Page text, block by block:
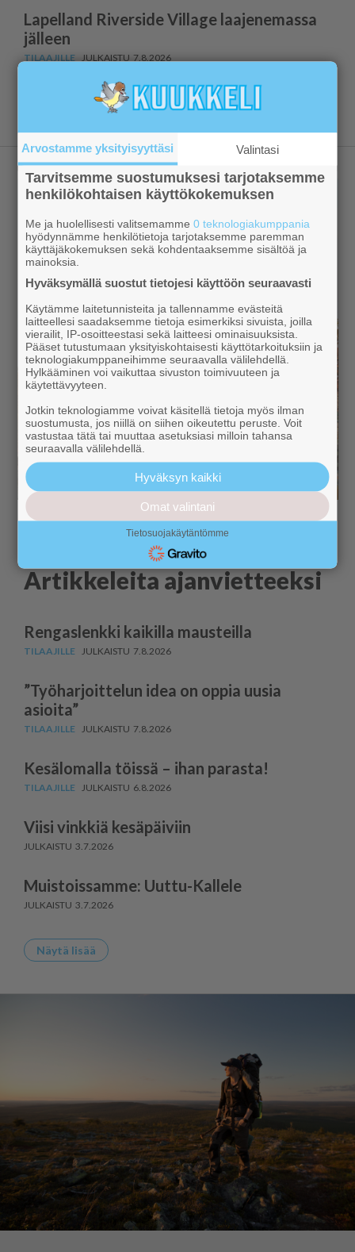
Lapelland Riverside Village laajenemassa
jälleen
7.8.2026
Näytä lisää
Artikkeleita ajanvietteeksi
Rengaslenkki kaikilla mausteilla
7.8.2026
”Työharjoittelun idea on oppia uusia
asioita”
7.8.2026
Kesälomalla töissä – ihan parasta!
6.8.2026
Viisi vinkkiä kesäpäiviin
3.7.2026
Muistoissamme: Uuttu-Kallele
3.7.2026
Näytä lisää
Arvostamme yksityisyyttäsi Valintasi
Tarvitsemme suostumuksesi tarjotaksemme
henkilökohtaisen käyttökokemuksen
Me ja huolellisesti valitsemamme0 teknologiakumppania
hyödynnämme henkilötietoja tarjotaksemme paremman
käyttäjäkokemuksen sekä kohdentaaksemme sisältöä ja
mainoksia.
Hyväksymällä suostut tietojesi käyttöön seuraavasti
Käytämme laitetunnisteita ja tallennamme evästeitä
laitteellesi saadaksemme tietoja esimerkiksi sivuista, joilla
vierailit, IP-osoitteestasi sekä laitteesi ominaisuuksista.
Pääset tutustumaan yksityiskohtaisesti käyttötarkoituksiin ja
teknologiakumppaneihimme seuraavalla välilehdellä.
Hylkääminen voi vaikuttaa sivuston toimivuuteen ja
käytettävyyteen.
Jotkin teknologiamme voivat käsitellä tietoja myös ilman
suostumusta, jos niillä on siihen oikeutettu peruste. Voit
vastustaa tätä tai muuttaa asetuksiasi milloin tahansa
seuraavalla välilehdellä.
Hyväksyn kaikki
Omat valintani
Tietosuojakäytäntömme